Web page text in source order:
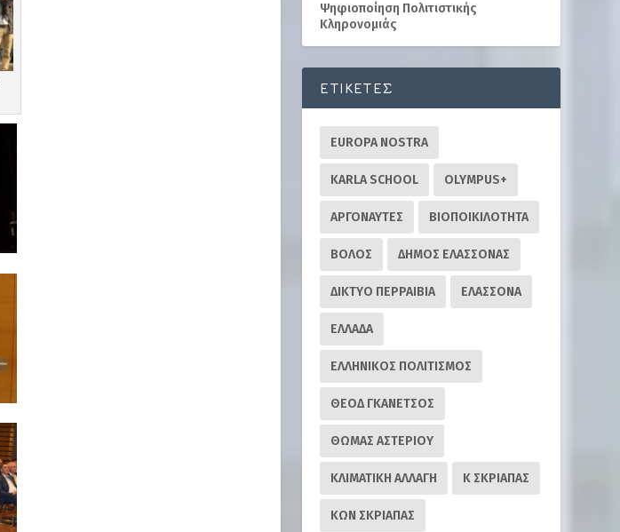
Ψηφιοποίηση Πολιτιστικής
Κληρονομιάς
ΕΤΙΚΈΤΕΣ
EUROPA NOSTRA
KARLA SCHOOL OLYMPUS+
ΑΡΓΟΝΑΥΤΕΣ ΒΙΟΠΟΙΚΙΛΟΤΗΤΑ
ΒΟΛΟΣ ΔΗΜΟΣ ΕΛΑΣΣΟΝΑΣ
ΔΙΚΤΥΟ ΠΕΡΡΑΙΒΙΑ ΕΛΑΣΣΟΝΑ
ΕΛΛΑΔΑ
ΕΛΛΗΝΙΚΟΣ ΠΟΛΙΤΙΣΜΟΣ
ΘΕΟΔ ΓΚΑΝΕΤΣΟΣ
ΘΩΜΑΣ ΑΣΤΕΡΙΟΥ
ΚΛΙΜΑΤΙΚΗ ΑΛΛΑΓΗ Κ ΣΚΡΙΑΠΑΣ
ΚΩΝ ΣΚΡΙΑΠΑΣ